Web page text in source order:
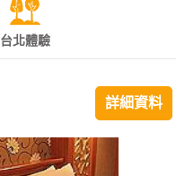
台北體驗
詳細資料